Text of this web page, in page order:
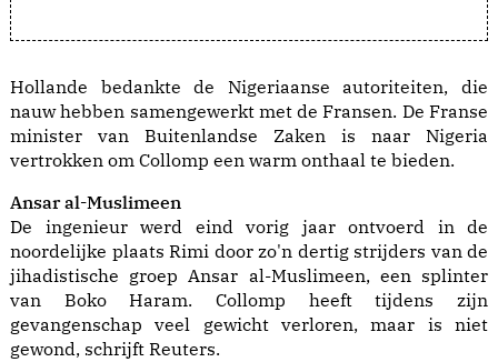
Hollande bedankte de Nigeriaanse autoriteiten, die
nauw hebben samengewerkt met de Fransen. De Franse
minister van Buitenlandse Zaken is naar Nigeria
vertrokken om Collomp een warm onthaal te bieden.
Ansar al-Muslimeen
De ingenieur werd eind vorig jaar ontvoerd in de
noordelijke plaats Rimi door zo'n dertig strijders van de
jihadistische groep Ansar al-Muslimeen, een splinter
van Boko Haram. Collomp heeft tijdens zijn
gevangenschap veel gewicht verloren, maar is niet
gewond, schrijft Reuters.